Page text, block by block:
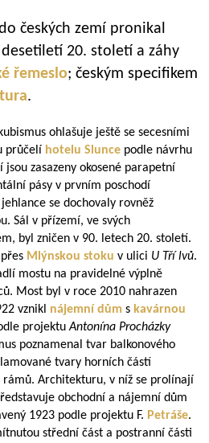
českých zemí pronikal
20. století a záhy
řemeslo; českým specifikem
.
ohlašuje ještě se secesními
průčelí hotelu Slunce podle návrhu
jsou zasazeny okosené parapetní
pásy v prvním poschodí
se dochovaly rovněž
Sál v přízemí, ve svých
byl zničen v 90. letech 20. století.
přes Mlýnskou stoku v ulici U Tří lvů.
mostu na pravidelné výplně
Most byl v roce 2010 nahrazen
vznikl nájemní dům s kavárnou
projektuAntonína Procházky
poznamenal tvar balkonového
tvary horních částí
rámů. Architekturu, v níž se prolínají
obchodní a nájemní dům
1923 podle projektu F. Petráše.
střední část a postranní části